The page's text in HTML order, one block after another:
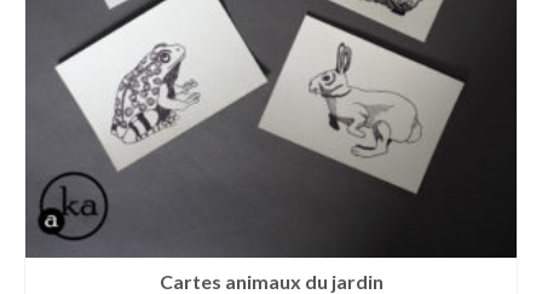
Cartes animaux du jardin